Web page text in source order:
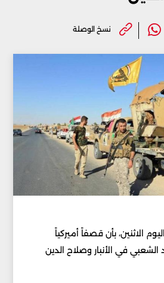
نسخ الوصلة
الاثنين، بأن قصفاً أميركياً
في الأنبار وصلاح الدين